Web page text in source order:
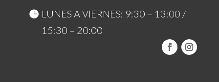
LUNES A VIERNES: 9:30 – 13:00 /
15:30 – 20:00